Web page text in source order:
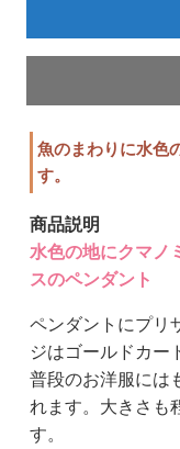
魚のまわりに水色
す。
商品説明
水色の地にクマノ
スのペンダント
ペンダントにプリ
ジはゴールドカー
普段のお洋服には
れます。大きさも
す。